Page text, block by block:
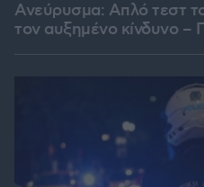
Ανεύρυσμα: Απλό τεστ
τον αυξημένο κίνδυνο –